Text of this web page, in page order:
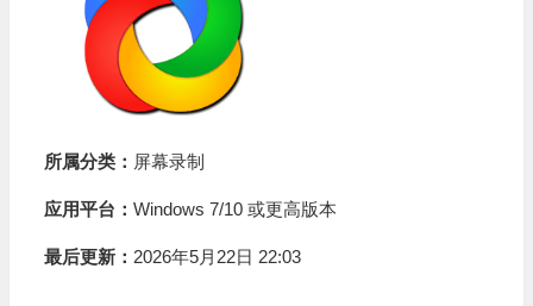
所属分类： 屏幕录制
应用平台： Windows 7/10 或更高版本
最后更新： 2026年5月22日 22:03